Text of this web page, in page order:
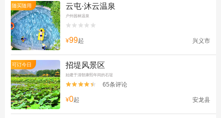
随买随用 云屯·沐云温泉
户外园林温泉


¥99起 兴义市
可订今日 招堤风景区
始建于清朝康熙年间的石堤

 65条评论
¥0起 安龙县